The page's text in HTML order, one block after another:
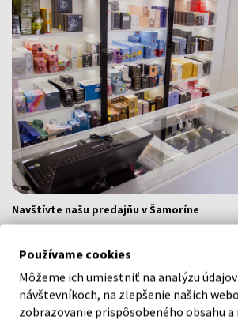
Navštívte našu predajňu v Šamoríne
Na Bratislavskej 64/76, Šamorín, 931 01
VŠETKO O NÁKUPE
Používame cookies
Môžeme ich umiestniť na analýzu
návštevníkoch, na zlepšenie našich
zobrazovanie prispôsobeného obsahu